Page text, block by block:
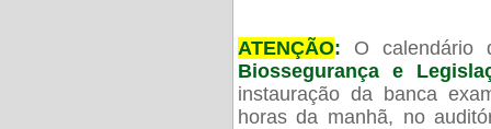
ATENÇÃO: O calendário
Biossegurança e
instauração da banca
horas da manhã, no